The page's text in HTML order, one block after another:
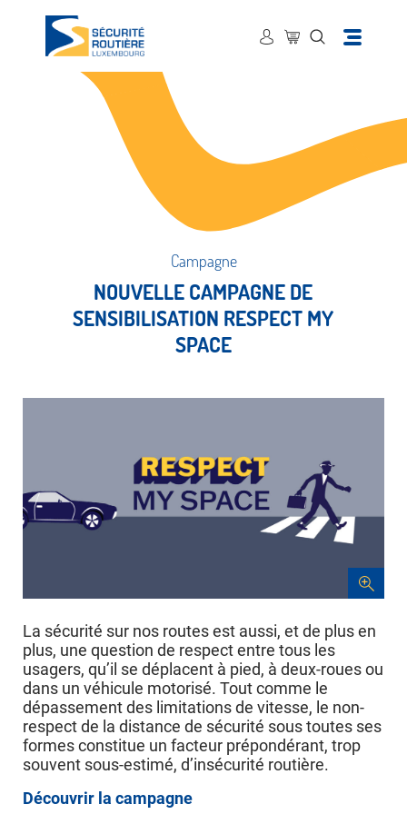
Campagne
NOUVELLE CAMPAGNE DE
SENSIBILISATION RESPECT MY
SPACE
La sécurité sur nos routes est aussi, et de plus en
plus, une question de respect entre tous les
usagers, qu’il se déplacent à pied, à deux-roues ou
dans un véhicule motorisé. Tout comme le
dépassement des limitations de vitesse, le non-
respect de la distance de sécurité sous toutes ses
formes constitue un facteur prépondérant, trop
souvent sous-estimé, d’insécurité routière.
Découvrir la campagne